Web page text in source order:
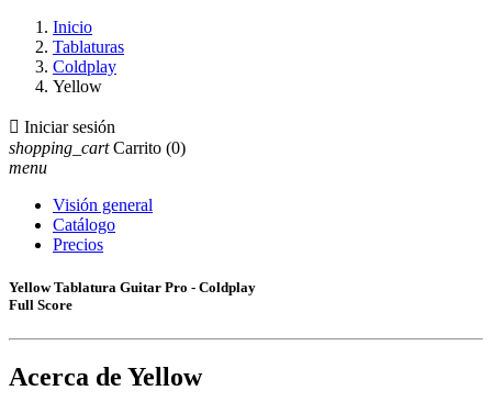
Inicio
Tablaturas
Coldplay
Yellow
 Iniciar sesión
shopping_cart Carrito (0)
menu
Visión general
Catálogo
Precios
Yellow Tablatura Guitar Pro - Coldplay
Full Score
Acerca de Yellow